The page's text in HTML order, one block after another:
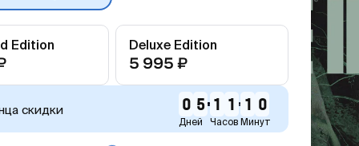
Edition Deluxe Edition
5 995 ₽
скидки 0 5
Дней
1 1
Часов
1 0
Минут